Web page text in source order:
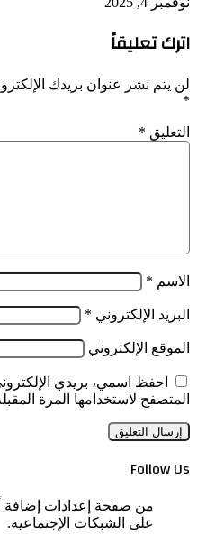
اترك تعليقاً
لن يتم نشر عنوان بريدك
*
التعليق *
الاسم *
البريد الإلكتروني *
الموقع الإلكتروني
احفظ اسمي، بريدي
المتصفح لاستخدامها المرة
Follow Us
من صفحة إعدادات إضافة
على الشبكات الإجتماعية.